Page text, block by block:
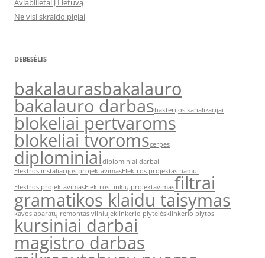
Aviabilietai į Lietuvą
Ne visi skraido pigiai
DEBESĖLIS
bakalaurasbakalauro
bakalauro darbasbakterijos kanalizacijai
blokeliai pertvaroms
blokeliai tvoromscerpes
diplominiaidiplominiai darbai
Elektros instaliacijos projektavimasElektros projektas namui
Elektros projektavimasElektros tinklų projektavimasfiltrai
gramatikos klaidu taisymas
kavos aparatų remontas vilniujeklinkerio plytelėsklinkerio plytos
kursiniai darbai
magistro darbas